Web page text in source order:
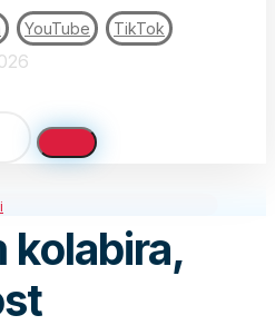
YouTube TikTok
kolabira,